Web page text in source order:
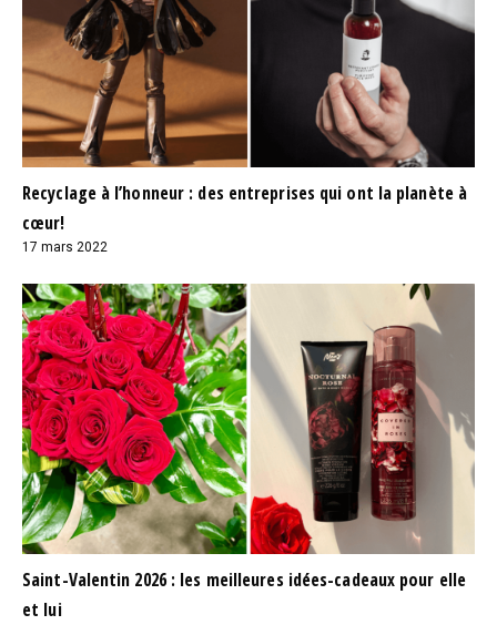
Recyclage à l’honneur : des entreprises qui ont la planète à
cœur!
17 mars 2022
Saint-Valentin 2026 : les meilleures idées-cadeaux pour elle
et lui